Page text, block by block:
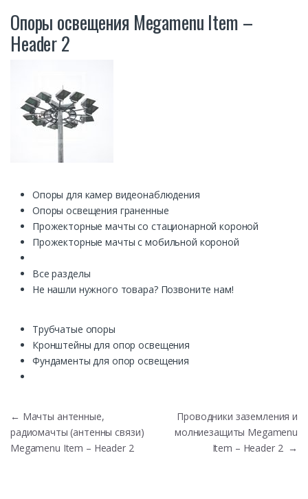
Опоры освещения Megamenu Item –
Header 2
Опоры для камер видеонаблюдения
Опоры освещения граненные
Прожекторные мачты со стационарной короной
Прожекторные мачты с мобильной короной
Все разделы
Не нашли нужного товара? Позвоните нам!
Трубчатые опоры
Кронштейны для опор освещения
Фундаменты для опор освещения
Навигация по записям
← Мачты антенные,
радиомачты (антенны связи)
Megamenu Item – Header 2
Проводники заземления и
молниезащиты Megamenu
Item – Header 2 →